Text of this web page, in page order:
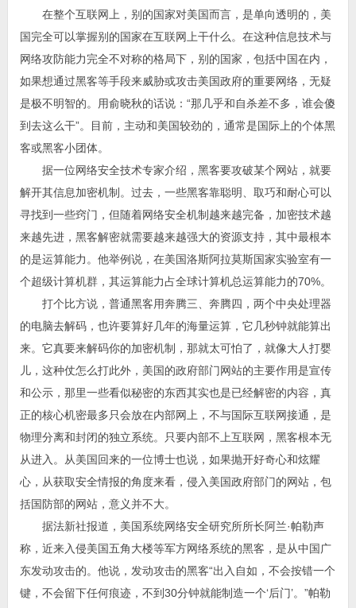
在整个互联网上，别的国家对美国而言，是单向透明的，美
国完全可以掌握别的国家在互联网上干什么。在这种信息技术与
网络攻防能力完全不对称的格局下，别的国家，包括中国在内，
如果想通过黑客等手段来威胁或攻击美国政府的重要网络，无疑
是极不明智的。用俞晓秋的话说：“那几乎和自杀差不多，谁会傻
到去这么干”。目前，主动和美国较劲的，通常是国际上的个体黑
客或黑客小团体。
据一位网络安全技术专家介绍，黑客要攻破某个网站，就要
解开其信息加密机制。过去，一些黑客靠聪明、取巧和耐心可以
寻找到一些窍门，但随着网络安全机制越来越完备，加密技术越
来越先进，黑客解密就需要越来越强大的资源支持，其中最根本
的是运算能力。他举例说，在美国洛斯阿拉莫斯国家实验室有一
个超级计算机群，其运算能力占全球计算机总运算能力的70%。
打个比方说，普通黑客用奔腾三、奔腾四，两个中央处理器
的电脑去解码，也许要算好几年的海量运算，它几秒钟就能算出
来。它真要来解码你的加密机制，那就太可怕了，就像大人打婴
儿，这种仗怎么打此外，美国的政府部门网站的主要作用是宣传
和公示，那里一些看似秘密的东西其实也是已经解密的内容，真
正的核心机密最多只会放在内部网上，不与国际互联网接通，是
物理分离和封闭的独立系统。只要内部不上互联网，黑客根本无
从进入。从美国回来的一位博士也说，如果抛开好奇心和炫耀
心，从获取安全情报的角度来看，侵入美国政府部门的网站，包
括国防部的网站，意义并不大。
据法新社报道，美国系统网络安全研究所所长阿兰·帕勒声
称，近来入侵美国五角大楼等军方网络系统的黑客，是从中国广
东发动攻击的。他说，发动攻击的黑客“出入自如，不会按错一个
键，不会留下任何痕迹，不到30分钟就能制造一个‘后门’。”帕勒